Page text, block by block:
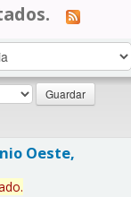
Oeste,
.